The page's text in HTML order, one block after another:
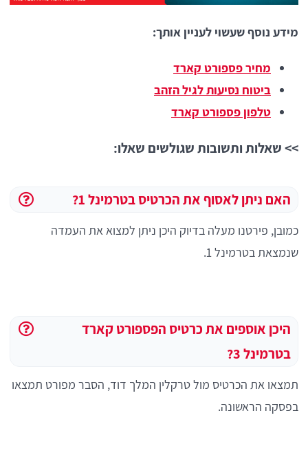
מידע נוסף שעשוי לעניין אותך:
מחיר פספורט קארד
ביטוח נסיעות לגיל הזהב
טלפון פספורט קארד
>> שאלות ותשובות שגולשים שאלו:
האם ניתן לאסוף את הכרטיס בטרמינל 1?
כמובן, פירטנו מעלה בדיוק היכן ניתן למצוא את העמדה
שנמצאת בטרמינל 1.
היכן אוספים את כרטיס הפספורט קארד
בטרמינל 3?
תמצאו את הכרטיס מול טרקלין המלך דוד, הסבר מפורט תמצאו
בפסקה הראשונה.